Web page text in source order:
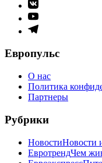
Элемент
меню
Элемент
меню
Элемент
Европульс
О нас
Политика
Партнеры
Рубрики
НовостиНовости
ЕвротрендЧем